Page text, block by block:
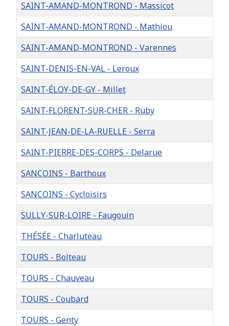
SAINT-AMAND-MONTROND - Massicot
SAINT-AMAND-MONTROND - Mathiou
SAINT-AMAND-MONTROND - Varennes
SAINT-DENIS-EN-VAL - Leroux
SAINT-ÉLOY-DE-GY - Millet
SAINT-FLORENT-SUR-CHER - Ruby
SAINT-JEAN-DE-LA-RUELLE - Serra
SAINT-PIERRE-DES-CORPS - Delarue
SANCOINS - Barthoux
SANCOINS - Cycloisirs
SULLY-SUR-LOIRE - Faugouin
THÉSÉE - Charluteau
TOURS - Bolteau
TOURS - Chauveau
TOURS - Coubard
TOURS - Genty